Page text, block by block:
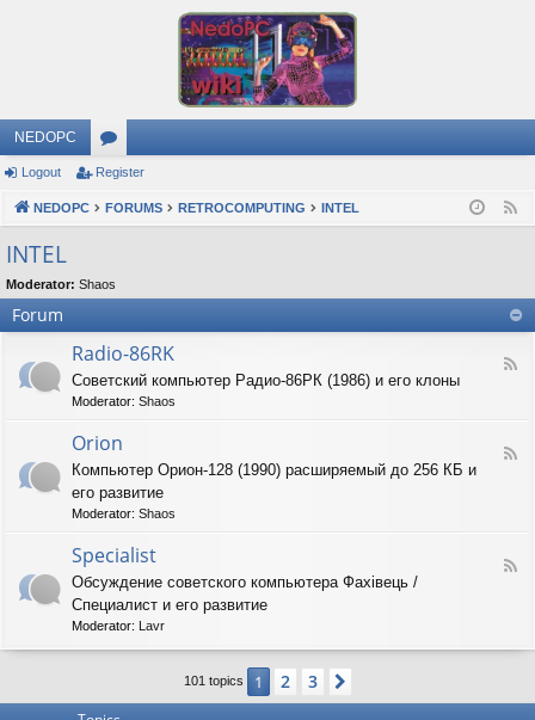
NEDOPC
or
u
s
Logout Register
NEDOPC FORUMS RETROCOMPUTING INTEL
INTEL
Moderator: Shaos
Forum
F
d
R
o
8
Radio-86RK
Советский компьютер Радио-86РК (1986) и его клоны
Moderator: Shaos
F
Orion
Компьютер Орион-128 (1990) расширяемый до 256 КБ и
его развитие
Moderator: Shaos
F
Specialist
Обсуждение советского компьютера Фахiвець /
Специалист и его развитие
Moderator: Lavr
101 topics 1 2 3